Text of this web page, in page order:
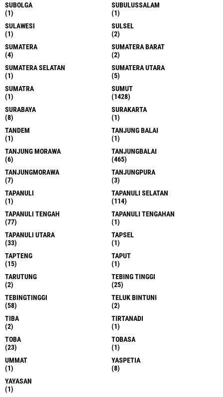
SUBOLGA
(1)
SUBULUSSALAM
(1)
SULAWESI
(1)
SULSEL
(2)
SUMATERA
(4)
SUMATERA BARAT
(2)
SUMATERA SELATAN
(1)
SUMATERA UTARA
(5)
SUMATRA
(1)
SUMUT
(1428)
SURABAYA
(8)
SURAKARTA
(1)
TANDEM
(1)
TANJUNG BALAI
(1)
TANJUNG MORAWA
(6)
TANJUNGBALAI
(465)
TANJUNGMORAWA
(7)
TANJUNGPURA
(3)
TAPANULI
(1)
TAPANULI SELATAN
(114)
TAPANULI TENGAH
(77)
TAPANULI TENGAHAN
(1)
TAPANULI UTARA
(33)
TAPSEL
(1)
TAPTENG
(15)
TAPUT
(1)
TARUTUNG
(2)
TEBING TINGGI
(25)
TEBINGTINGGI
(58)
TELUK BINTUNI
(2)
TIBA
(2)
TIRTANADI
(1)
TOBA
(23)
TOBASA
(1)
UMMAT
(1)
YASPETIA
(8)
YAYASAN
(1)